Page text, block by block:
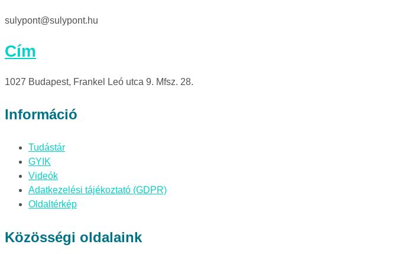
sulypont@sulypont.hu
Cím
1027 Budapest, Frankel Leó utca 9. Mfsz. 28.
Információ
Tudástár
GYIK
Videók
Adatkezelési tájékoztató (GDPR)
Oldaltérkép
Közösségi oldalaink